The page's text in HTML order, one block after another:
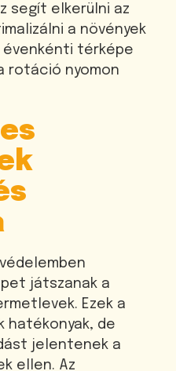
segít elkerülni az
a növények
évenkénti térképe
rotáció nyomon
játszanak a
Ezek a
hatékonyak, de
jelentenek a
ellen. Az